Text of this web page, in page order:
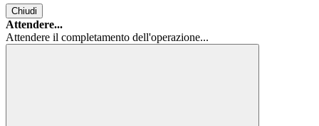
Chiudi
Attendere...
Attendere il completamento dell'operazione...